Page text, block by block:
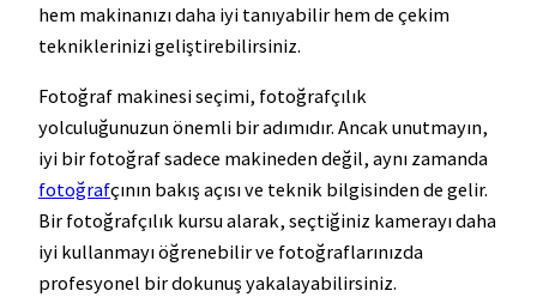
hem makinanızı daha iyi tanıyabilir hem de çekim
tekniklerinizi geliştirebilirsiniz.
Fotoğraf makinesi seçimi, fotoğrafçılık
yolculuğunuzun önemli bir adımıdır. Ancak unutmayın,
iyi bir fotoğraf sadece makineden değil, aynı zamanda
fotoğrafçının bakış açısı ve teknik bilgisinden de gelir.
Bir fotoğrafçılık kursu alarak, seçtiğiniz kamerayı daha
iyi kullanmayı öğrenebilir ve fotoğraflarınızda
profesyonel bir dokunuş yakalayabilirsiniz.